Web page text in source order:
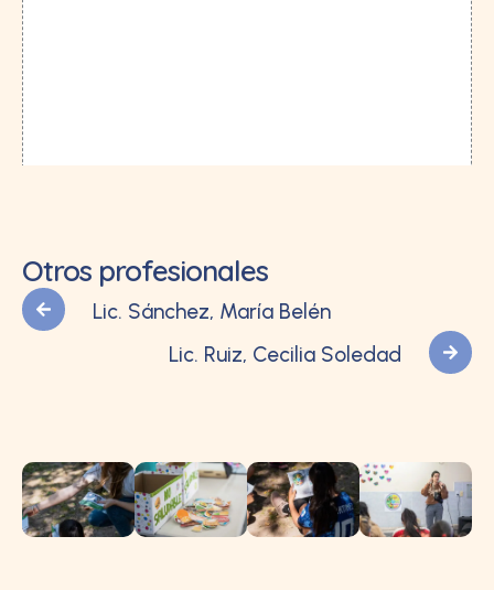
Otros profesionales
Lic. Sánchez, María Belén
Lic. Ruiz, Cecilia Soledad